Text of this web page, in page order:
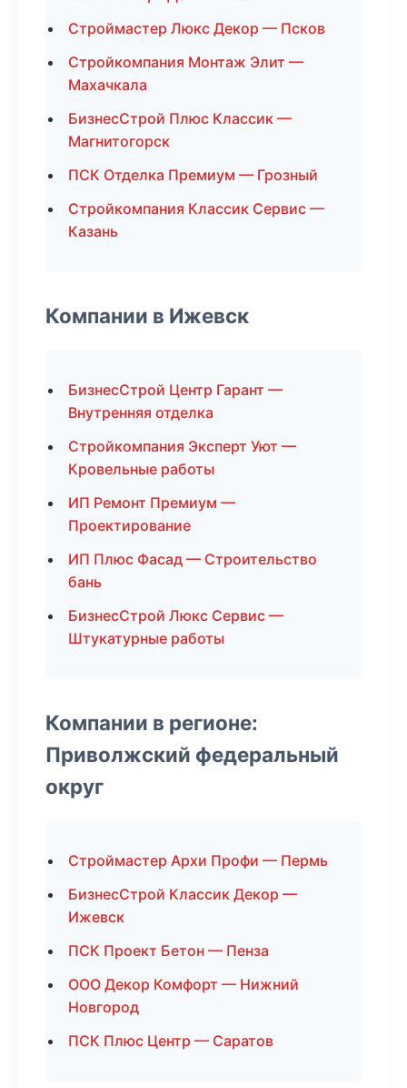
Строймастер Люкс Декор — Псков
Стройкомпания Монтаж Элит —
Махачкала
БизнесСтрой Плюс Классик —
Магнитогорск
ПСК Отделка Премиум — Грозный
Стройкомпания Классик Сервис —
Казань
Компании в Ижевск
БизнесСтрой Центр Гарант —
Внутренняя отделка
Стройкомпания Эксперт Уют —
Кровельные работы
ИП Ремонт Премиум —
Проектирование
ИП Плюс Фасад — Строительство
бань
БизнесСтрой Люкс Сервис —
Штукатурные работы
Компании в регионе:
Приволжский федеральный
округ
Строймастер Архи Профи — Пермь
БизнесСтрой Классик Декор —
Ижевск
ПСК Проект Бетон — Пенза
ООО Декор Комфорт — Нижний
Новгород
ПСК Плюс Центр — Саратов